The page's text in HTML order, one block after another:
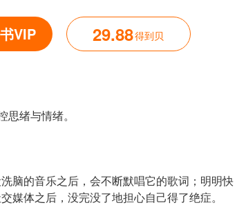
VIP 29.88得到贝
思绪与情绪。
脑的音乐之后，会不断默唱它的歌词；明明快
媒体之后，没完没了地担心自己得了绝症。